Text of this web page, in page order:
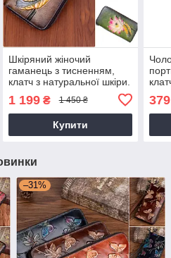
Шкіряний жіночий
гаманець з тисненням,
клатч з натуральної шкіри.
1 199₴ 1 450 ₴
Купити
379
–31%